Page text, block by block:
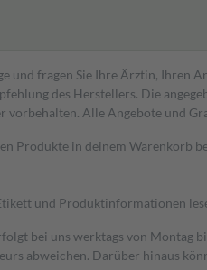
und fragen Sie Ihre Ärztin,
des Herstellers. Die
Alle Angebote und
Produkte in deinem
und Produktinformationen
bei uns werktags von Montag
abweichen. Darüber hinaus